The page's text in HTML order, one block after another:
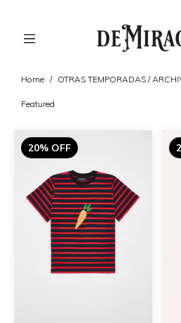
Home / OTRAS TEMPORADAS /
20% OFF